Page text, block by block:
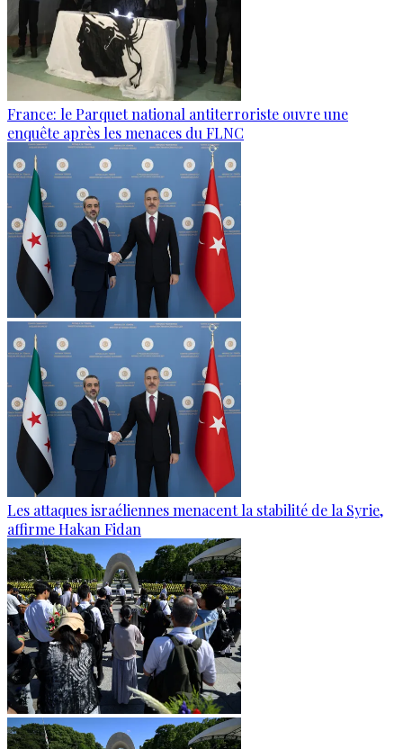
France: le Parquet national antiterroriste ouvre une
enquête après les menaces du FLNC
Les attaques israéliennes menacent la stabilité de la Syrie,
affirme Hakan Fidan